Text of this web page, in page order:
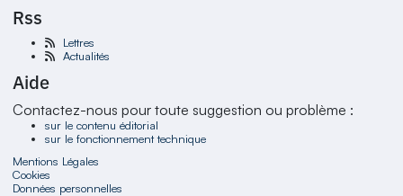
Rss
Lettres
Actualités
Aide
Contactez-nous pour toute suggestion ou problème :
sur le contenu éditorial
sur le fonctionnement technique
Mentions Légales
Cookies
Données personnelles